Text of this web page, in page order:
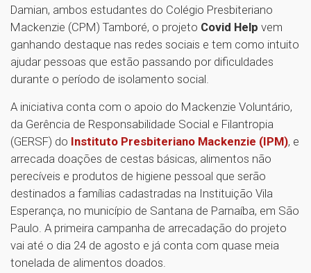
Damian, ambos estudantes do Colégio Presbiteriano
Mackenzie (CPM) Tamboré, o projeto Covid Help vem
ganhando destaque nas redes sociais e tem como intuito
ajudar pessoas que estão passando por dificuldades
durante o período de isolamento social.
A iniciativa conta com o apoio do Mackenzie Voluntário,
da Gerência de Responsabilidade Social e Filantropia
(GERSF) do Instituto Presbiteriano Mackenzie (IPM), e
arrecada doações de cestas básicas, alimentos não
perecíveis e produtos de higiene pessoal que serão
destinados a famílias cadastradas na Instituição Vila
Esperança, no município de Santana de Parnaíba, em São
Paulo. A primeira campanha de arrecadação do projeto
vai até o dia 24 de agosto e já conta com quase meia
tonelada de alimentos doados.